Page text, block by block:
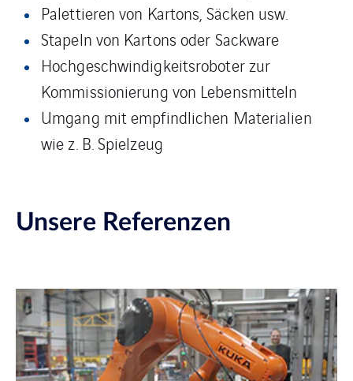
Palettieren von Kartons, Säcken usw.
Stapeln von Kartons oder Sackware
Hochgeschwindigkeitsroboter zur
Kommissionierung von Lebensmitteln
Umgang mit empfindlichen Materialien
wie z. B. Spielzeug
Unsere Referenzen